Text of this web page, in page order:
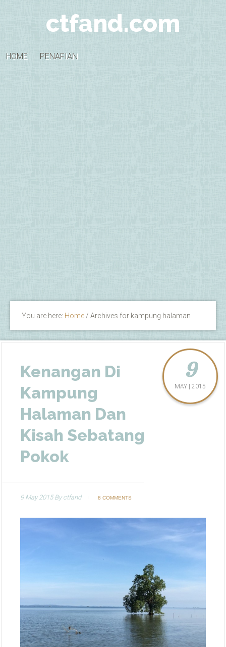
ctfand.com
HOME PENAFIAN
You are here: Home / Archives for kampung halaman
Kenangan Di
Kampung
Halaman Dan
Kisah Sebatang
Pokok
9
MAY | 2015
9 May 2015Byctfand 8 COMMENTS